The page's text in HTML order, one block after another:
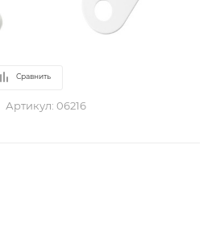
Сравнить
Артикул: 06216